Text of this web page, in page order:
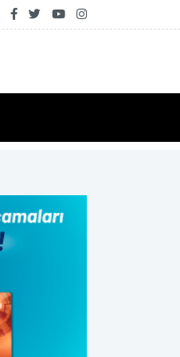
ilk emekli kafesi